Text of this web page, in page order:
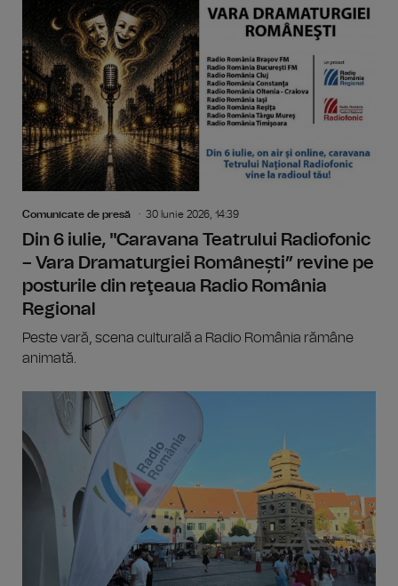
Comunicate de presă 30 Iunie 2026, 14:39
Din 6 iulie, "Caravana Teatrului Radiofonic
– Vara Dramaturgiei Românești” revine pe
posturile din reţeaua Radio România
Regional
Peste vară, scena culturală a Radio România rămâne
animată.